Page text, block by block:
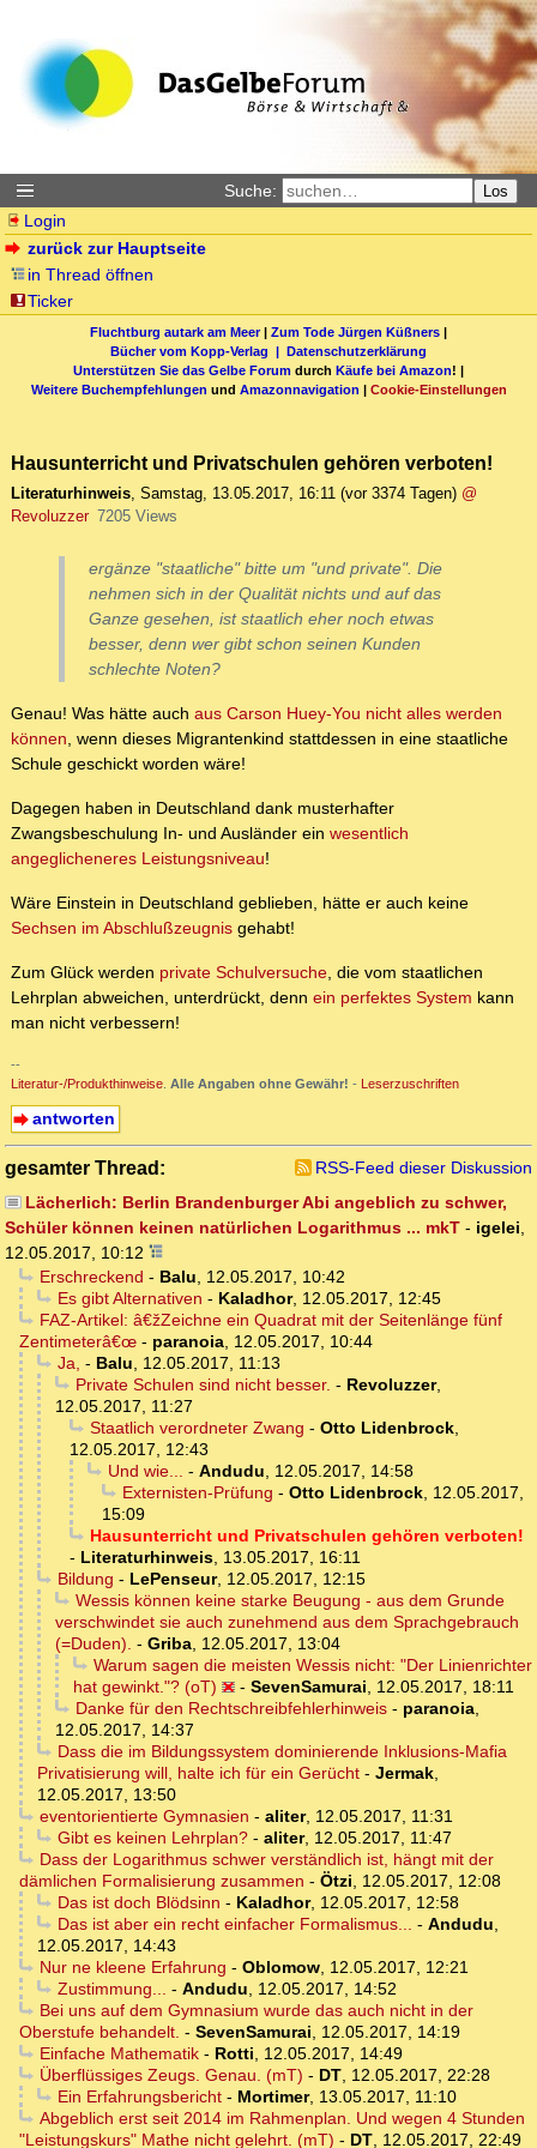
Suche: Los
Login
zurück zur Hauptseite
in Thread öffnen
Ticker
Fluchtburg autark am Meer| Zum Tode Jürgen Küßners |
Bücher vom Kopp-Verlag | Datenschutzerklärung
Unterstützen Sie das Gelbe Forum durch Käufe bei Amazon! |
Weitere Buchempfehlungen und Amazonnavigation | Cookie-Einstellungen
Hausunterricht und Privatschulen gehören verboten!
Literaturhinweis, Samstag, 13.05.2017, 16:11 (vor 3374 Tagen) @
Revoluzzer 7205 Views
ergänze "staatliche" bitte um "und private". Die
nehmen sich in der Qualität nichts und auf das
Ganze gesehen, ist staatlich eher noch etwas
besser, denn wer gibt schon seinen Kunden
schlechte Noten?
Genau! Was hätte auch aus Carson Huey-You nicht alles werden
können, wenn dieses Migrantenkind stattdessen in eine staatliche
Schule geschickt worden wäre!
Dagegen haben in Deutschland dank musterhafter
Zwangsbeschulung In- und Ausländer ein wesentlich
angeglicheneres Leistungsniveau!
Wäre Einstein in Deutschland geblieben, hätte er auch keine
Sechsen im Abschlußzeugnis gehabt!
Zum Glück werden private Schulversuche, die vom staatlichen
Lehrplan abweichen, unterdrückt, denn ein perfektes System kann
man nicht verbessern!
--
Literatur-/Produkthinweise. Alle Angaben ohne Gewähr! - Leserzuschriften
antworten
gesamter Thread:
RSS-Feed dieser Diskussion
Lächerlich: Berlin Brandenburger Abi angeblich zu schwer,
Schüler können keinen natürlichen Logarithmus ... mkT - igelei,
12.05.2017, 10:12
Erschreckend - Balu, 12.05.2017, 10:42
Es gibt Alternativen - Kaladhor, 12.05.2017, 12:45
FAZ-Artikel: â€žZeichne ein Quadrat mit der Seitenlänge fünf
Zentimeterâ€œ - paranoia, 12.05.2017, 10:44
Ja, - Balu, 12.05.2017, 11:13
Private Schulen sind nicht besser. - Revoluzzer,
12.05.2017, 11:27
Staatlich verordneter Zwang - Otto Lidenbrock,
12.05.2017, 12:43
Und wie... - Andudu, 12.05.2017, 14:58
Externisten-Prüfung - Otto Lidenbrock, 12.05.2017,
15:09
Hausunterricht und Privatschulen gehören verboten!
- Literaturhinweis, 13.05.2017, 16:11
Bildung - LePenseur, 12.05.2017, 12:15
Wessis können keine starke Beugung - aus dem Grunde
verschwindet sie auch zunehmend aus dem Sprachgebrauch
(=Duden). - Griba, 12.05.2017, 13:04
Warum sagen die meisten Wessis nicht: "Der Linienrichter
hat gewinkt."? (oT)
- SevenSamurai, 12.05.2017, 18:11
Danke für den Rechtschreibfehlerhinweis- paranoia,
12.05.2017, 14:37
Dass die im Bildungssystem dominierende Inklusions-Mafia
Privatisierung will, halte ich für ein Gerücht - Jermak,
12.05.2017, 13:50
eventorientierte Gymnasien - aliter, 12.05.2017, 11:31
Gibt es keinen Lehrplan?- aliter, 12.05.2017, 11:47
Dass der Logarithmus schwer verständlich ist, hängt mit der
dämlichen Formalisierung zusammen - Ötzi, 12.05.2017, 12:08
Das ist doch Blödsinn - Kaladhor, 12.05.2017, 12:58
Das ist aber ein recht einfacher Formalismus... - Andudu,
12.05.2017, 14:43
Nur ne kleene Erfahrung - Oblomow, 12.05.2017, 12:21
Zustimmung... - Andudu, 12.05.2017, 14:52
Bei uns auf dem Gymnasium wurde das auch nicht in der
Oberstufe behandelt. - SevenSamurai, 12.05.2017, 14:19
Einfache Mathematik- Rotti, 12.05.2017, 14:49
Überflüssiges Zeugs. Genau. (mT) - DT, 12.05.2017, 22:28
Ein Erfahrungsbericht- Mortimer, 13.05.2017, 11:10
Abgeblich erst seit 2014 im Rahmenplan. Und wegen 4 Stunden
"Leistungskurs" Mathe nicht gelehrt. (mT) - DT, 12.05.2017, 22:49